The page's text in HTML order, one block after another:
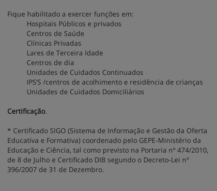
Fique habilitado a exercer funções em:
Hospitais Públicos e privados
Centros de Saúde
Clínicas Privadas
Lares de Terceira Idade
Centros de dia
Unidades de Cuidados Continuados
IPS’S /centros de acolhimento e residência de crianças
Unidades de Cuidados Domiciliários
Certificação.
* Certificado SIGO (Sistema de Informação e Gestão da Oferta
Educativa e Formativa) coordenado pelo GEPE-Ministério da
Educação e Ciência, tal como previsto na Portaria nº 474/2010,
de 8 de Julho e Certificado DIB segundo o Decreto-Lei nº
396/2007 de 31 de Dezembro.